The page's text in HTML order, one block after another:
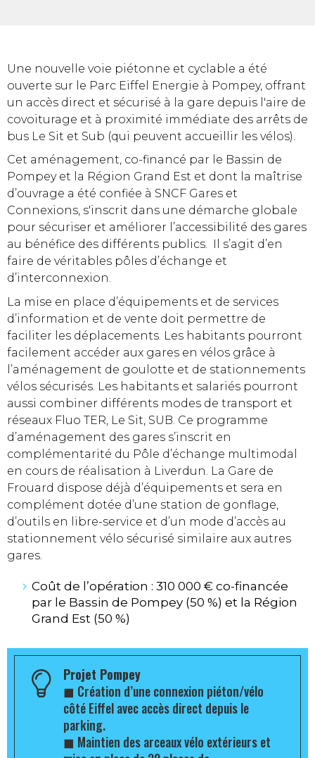
Une nouvelle voie piétonne et cyclable a été
ouverte sur le Parc Eiffel Energie à Pompey, offrant
un accès direct et sécurisé à la gare depuis l'aire de
covoiturage et à proximité immédiate des arrêts de
bus Le Sit et Sub (qui peuvent accueillir les vélos).
Cet aménagement, co-financé par le Bassin de
Pompey et la Région Grand Est et dont la maîtrise
d’ouvrage a été confiée à SNCF Gares et
Connexions, s'inscrit dans une démarche globale
pour sécuriser et améliorer l’accessibilité des gares
au bénéfice des différents publics. Il s’agit d’en
faire de véritables pôles d’échange et
d’interconnexion.
La mise en place d’équipements et de services
d’information et de vente doit permettre de
faciliter les déplacements. Les habitants pourront
facilement accéder aux gares en vélos grâce à
l’aménagement de goulotte et de stationnements
vélos sécurisés. Les habitants et salariés pourront
aussi combiner différents modes de transport et
réseaux Fluo TER, Le Sit, SUB. Ce programme
d’aménagement des gares s’inscrit en
complémentarité du Pôle d’échange multimodal
en cours de réalisation à Liverdun. La Gare de
Frouard dispose déjà d’équipements et sera en
complément dotée d’une station de gonflage,
d’outils en libre-service et d’un mode d’accès au
stationnement vélo sécurisé similaire aux autres
gares.
Coût de l’opération : 310 000 € co-financée
par le Bassin de Pompey (50 %) et la Région
Grand Est (50 %)
Projet Pompey
◼ Création d’une connexion piéton/vélo
côté Eiffel avec accès direct depuis le
parking.
◼ Maintien des arceaux vélo extérieurs et